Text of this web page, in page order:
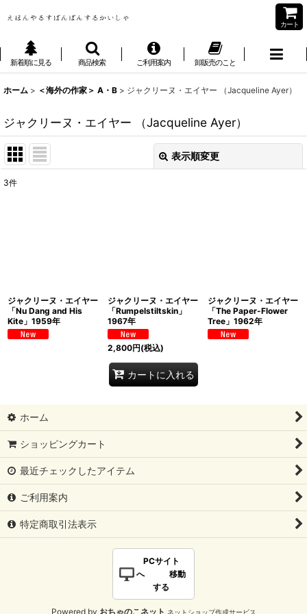
カート
新着順に見る 商品検索 ご利用案内 卸販売のこと
ホーム > ＜海外の作家＞ A・B > ジャクリーヌ・エイヤー （Jacqueline Ayer）
ジャクリーヌ・エイヤー （Jacqueline Ayer）
表示順変更
3件
ジャクリーヌ・エイヤー
「Nu Dang and His
Kite」1959年
ジャクリーヌ・エイヤー
「Rumpelstiltskin」
1967年
2,800円(税込)
カートに入れる
ジャクリーヌ・エイヤー
「The Paper-Flower
Tree」1962年
ホーム
ショッピングカート
最近チェックしたアイテム
ご利用案内
特定商取引法表示
PCサイト
へ 移動
する
Powered by おちゃのこネット ネットショップ作成サービス